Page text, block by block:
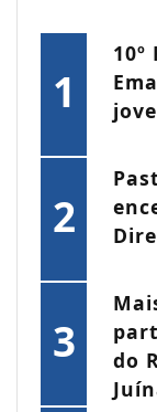
1
2
3
do